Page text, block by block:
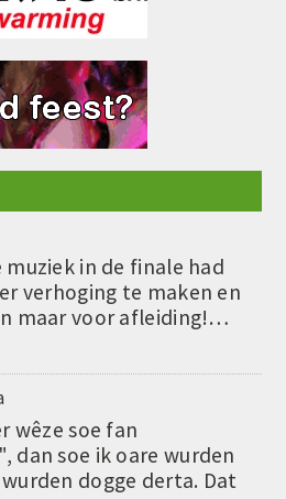
muziek in de finale had
verhoging te maken en
maar voor afleiding!…
wêze soe fan
dan soe ik oare wurden
dogge derta. Dat